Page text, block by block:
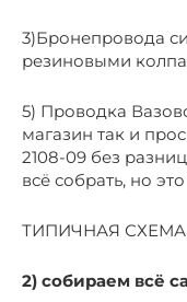
3)Бронепровода
резиновыми
5) Проводка
магазин так и
2108-09 без
всё собрать, но
ТИПИЧНАЯ
2) собираем всё